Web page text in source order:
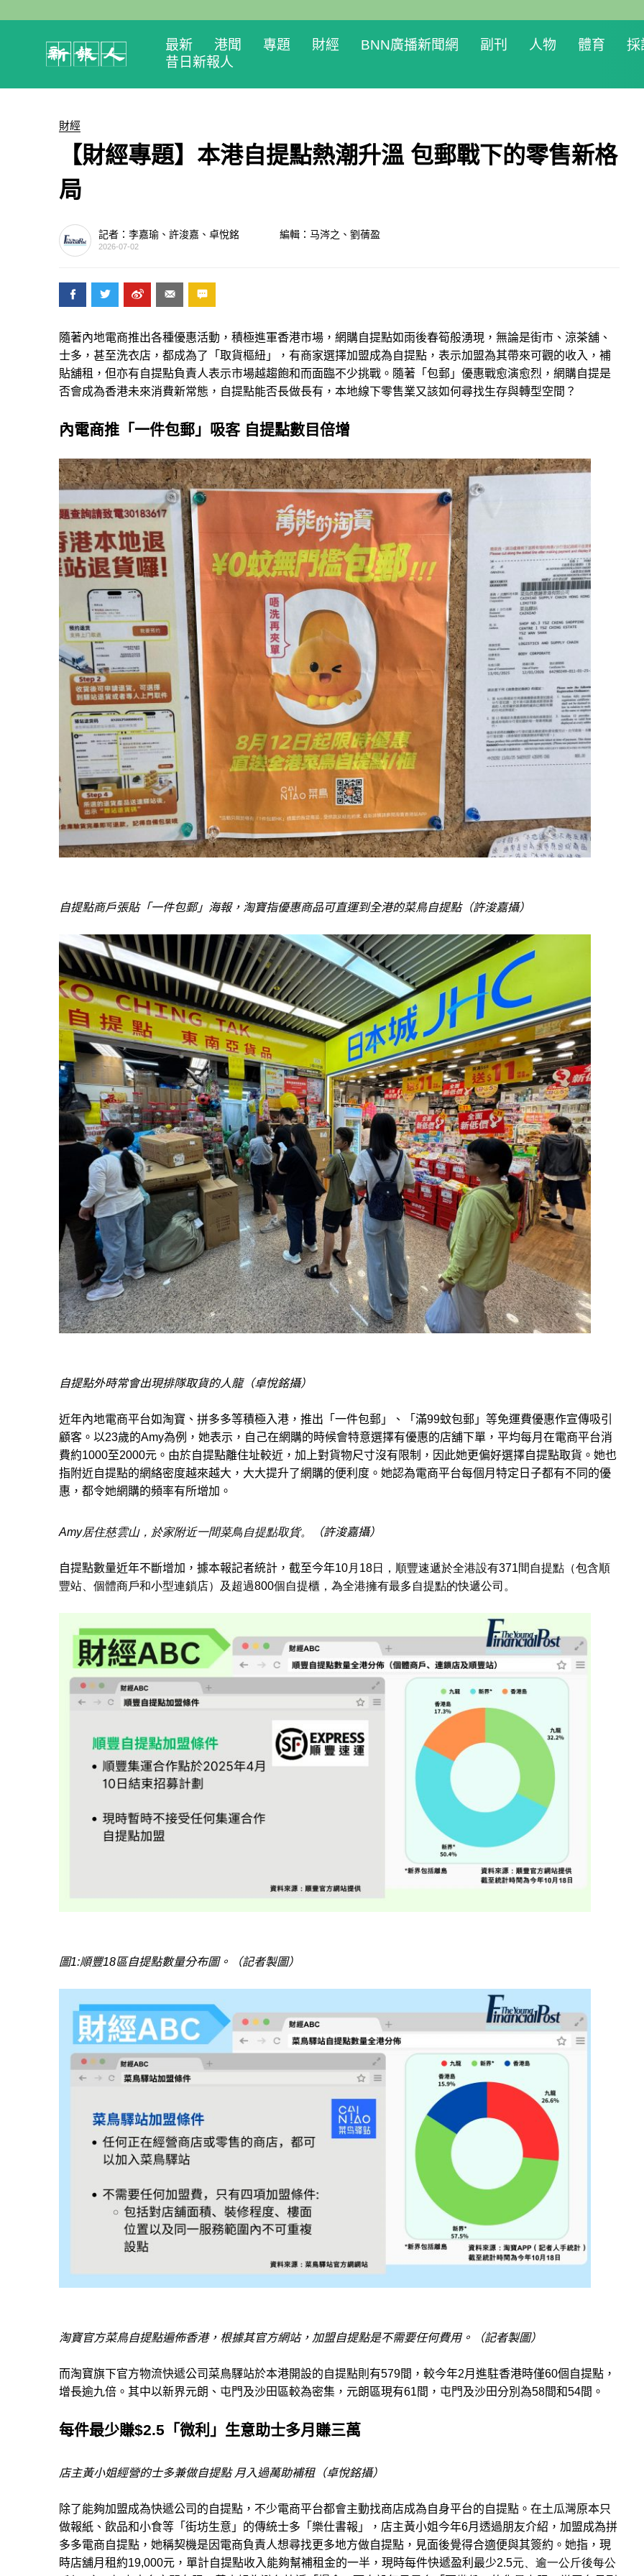
最新 港聞 專題 財經 BNN廣播新聞網 副刊 人物 體育 採
昔日新報人
財經
【財經專題】本港自提點熱潮升溫 包郵戰下的零售新格
局
記者：李嘉瑜、許浚嘉、卓悅銘 編輯：马涔之、劉蒨盈
2026-07-02
隨著內地電商推出各種優惠活動， 積極進軍香港市場，網購自提點如雨後春筍般湧現 ， 無論是街市 、 涼茶舖、
士多，甚至洗衣店，都成為了「取貨樞紐」， 有商家選擇加盟成為自提點 ， 表示加盟為其帶來可觀的收入，補
貼舖租 ， 但亦有自提點負責人表示市場越趨飽和而面臨不少挑戰。 隨著「包郵」優惠戰愈演愈烈，網購自提是
否會成為香港未來消費新常態，自提點能否長做長有，本地線下零售業又該如何尋找生存與轉型空間？
內電商推 「一件包郵」吸客 自提點數目倍增
自提點商戶張貼「一件包郵」海報，淘寶指優惠商品可直運到全港的菜鳥自提點（許浚嘉攝）
自提點外時常會出現排隊取貨的人龍（卓悅銘攝）
近年內地電商平台如淘寶、拼多多等積極入港，推出「一件包郵」、「滿99蚊包郵」等免運費優惠作宣傳吸引
顧客。以23歲的Amy為例，她表示，自己在網購的時候會特意選擇有優惠的店舖下單，平均每月在電商平台消
費約1000至2000元。由於自提點離住址較近，加上對貨物尺寸沒有限制，因此她更偏好選擇自提點取貨。她也
指附近自提點的網絡密度越來越大，大大提升了網購的便利度。她認為電商平台每個月特定日子都有不同的優
惠，都令她網購的頻率有所增加。
Amy居住慈雲山，於家附近一間菜鳥自提點取貨。 （許浚嘉攝）
自提點數量近年不斷增加，據本報記者統計， 截至今年10月18日，順豐速遞於全港設有371間自提點（包含順
豐站、個體商戶和小型連鎖店）及超過800個自提櫃，為全港擁有最多自提點的快遞公司。
圖1:順豐18區自提點數量分布圖。 （記者製圖）
淘寶官方菜鳥自提點遍佈香港， 根據其官方網站， 加盟自提點是不需要任何費用。 （記者製圖）
而淘寶旗下官方物流快遞公司菜鳥驛站於本港開設的自提點則有579間，較今年2月進駐香港時僅60個自提點，
增長逾九倍。其中以新界元朗、屯門及沙田區較為密集， 元朗區現有61間，屯門及沙田分別為58間和54間。
每件最少賺$2.5「微利」生意助士多月賺三萬
店主黃小姐經營的士多兼做自提點 月入過萬助補租（卓悅銘攝）
除了 能夠加盟成為快遞公司的自提點，不少電商平台都會主動找商店成為自身平台的 自提點。 在土瓜灣原本只
做報紙、飲品和小食等「街坊生意」的傳統士多「樂仕書報」，店主黃小姐今年6月透過朋友介紹，加盟成為拼
多多電商自提點，她稱契機是因電商負責人想尋找更多地方做自提點，見面後覺得合適便與其簽約。 她指，現
時店舖月租約19,000元， 單計自提點收入能夠幫補租金的一半，現時每件快遞盈利最少2.5元、逾一公斤後每公